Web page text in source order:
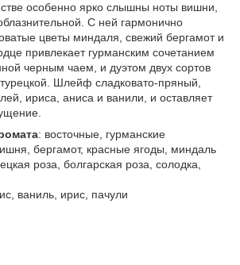
особенно ярко слышны ноты вишни,
С ней гармонично
цветы миндаля, свежий бергамот и
привлекает гурманским сочетанием
черным чаем, и дуэтом двух сортов
турецкой. Шлейф сладковато-пряный,
ириса, аниса и ванили, и оставляет
: восточные, гурманские
бергамот, красные ягоды, миндаль
роза, болгарская роза, солодка,
ваниль, ирис, пачули